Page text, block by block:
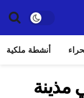
أنشطة ملكية
مذينة